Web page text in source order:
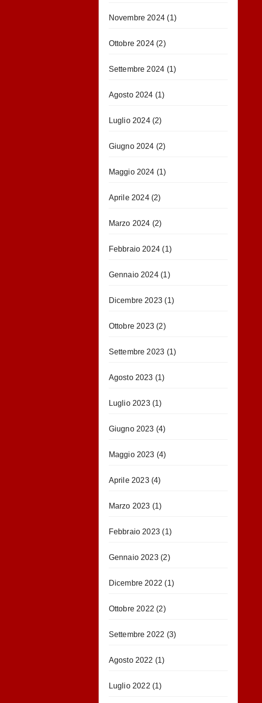
Novembre 2024 (1)
Ottobre 2024(2)
Settembre 2024 (1)
Agosto 2024 (1)
Luglio 2024(2)
Giugno 2024 (2)
Maggio 2024 (1)
Aprile 2024(2)
Marzo 2024 (2)
Febbraio 2024 (1)
Gennaio 2024(1)
Dicembre 2023 (1)
Ottobre 2023(2)
Settembre 2023 (1)
Agosto 2023 (1)
Luglio 2023(1)
Giugno 2023 (4)
Maggio 2023 (4)
Aprile 2023(4)
Marzo 2023 (1)
Febbraio 2023 (1)
Gennaio 2023(2)
Dicembre 2022 (1)
Ottobre 2022 (2)
Settembre 2022 (3)
Agosto 2022 (1)
Luglio 2022 (1)